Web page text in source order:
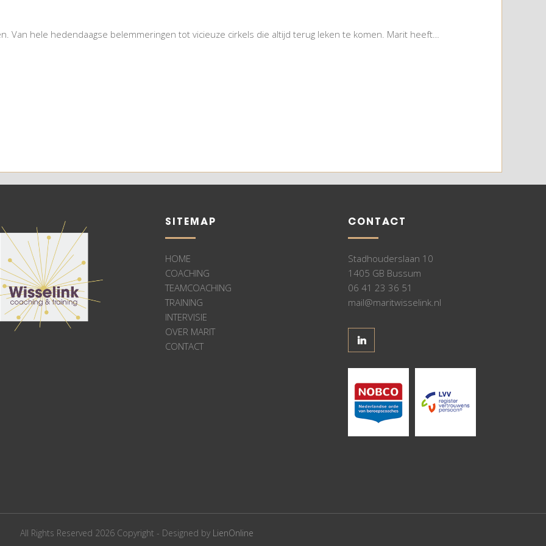
Van hele hedendaagse belemmeringen tot vicieuze cirkels die altijd terug leken te komen. Marit heeft…
SITEMAP
HOME
COACHING
TEAMCOACHING
TRAINING
INTERVISIE
OVER MARIT
CONTACT
CONTACT
Stadhouderslaan 10
1405 GB Bussum
06 41 23 36 51
mail@maritwisselink.nl
All Rights Reserved 2026 Copyright - Designed by LienOnline